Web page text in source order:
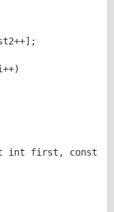
int first, const